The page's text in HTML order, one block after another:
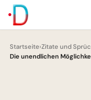
Startseite›Zitate und
Die unendlichen